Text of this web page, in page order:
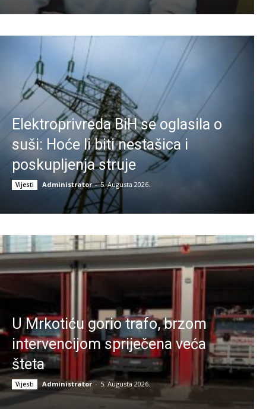
Elektroprivreda BiH se oglasila o
suši: Hoće li biti nestašica i
poskupljenja struje
Vijesti Administrator - 5. Augusta 2026.
U Mrkotiću gorio trafo, brzom
intervencijom spriječena veća
šteta
Vijesti Administrator - 5. Augusta 2026.